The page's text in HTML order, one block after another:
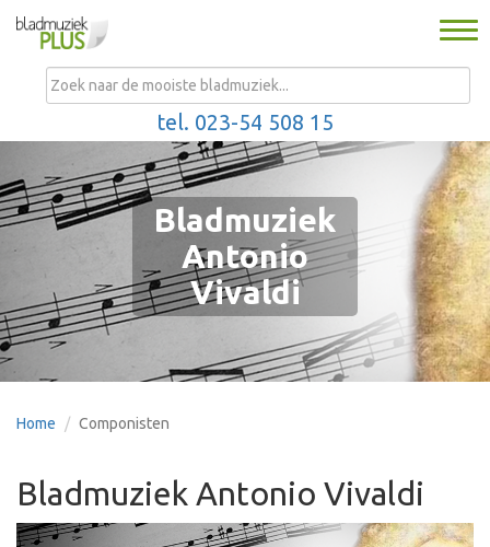
tel. 023-54 508 15
MENU
Bladmuziek
Antonio
Vivaldi
Home Componisten
Bladmuziek Antonio Vivaldi